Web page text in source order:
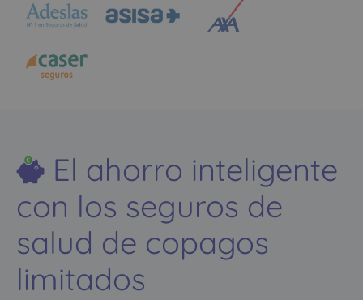
El ahorro inteligente
con los seguros de
salud de copagos
limitados